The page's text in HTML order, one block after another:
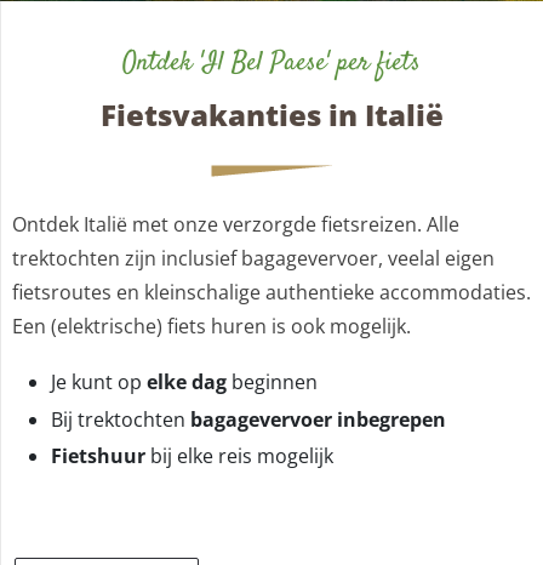
Ontdek 'Il Bel Paese' per fiets
Fietsvakanties in Italië
Ontdek Italië met onze verzorgde fietsreizen. Alle
trektochten zijn inclusief bagagevervoer, veelal eigen
fietsroutes en kleinschalige authentieke accommodaties.
Een (elektrische) fiets huren is ook mogelijk.
Je kunt op elke dag beginnen
Bij trektochten bagagevervoer inbegrepen
Fietshuur bij elke reis mogelijk